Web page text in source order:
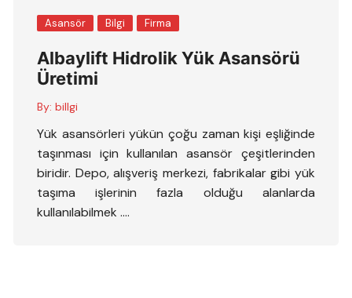
Asansör Bilgi Firma
Albaylift Hidrolik Yük Asansörü
Üretimi
By: billgi
Yük asansörleri yükün çoğu zaman kişi eşliğinde
taşınması için kullanılan asansör çeşitlerinden
biridir. Depo, alışveriş merkezi, fabrikalar gibi yük
taşıma işlerinin fazla olduğu alanlarda
kullanılabilmek ….